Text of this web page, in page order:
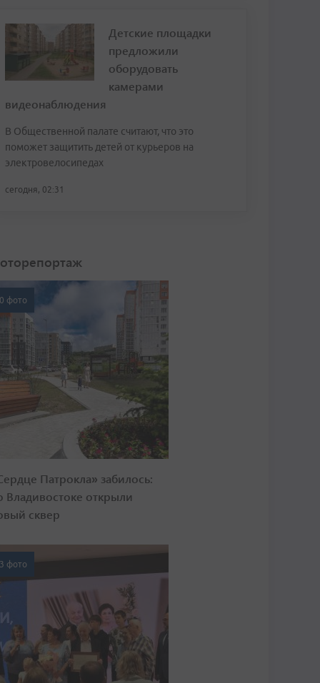
Детские площадки
предложили
оборудовать
камерами
видеонаблюдения
В Общественной палате считают, что это
поможет защитить детей от курьеров на
электровелосипедах
сегодня, 02:31
фото
Патрокла» забилось:
Владивостоке открыли
сквер
фото